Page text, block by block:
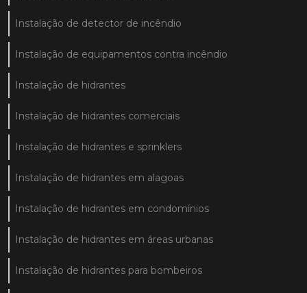
Instalação de detector de incêndio
Instalação de equipamentos contra incêndio
Instalação de hidrantes
Instalação de hidrantes comerciais
Instalação de hidrantes e sprinklers
Instalação de hidrantes em alagoas
Instalação de hidrantes em condomínios
Instalação de hidrantes em áreas urbanas
Instalação de hidrantes para bombeiros